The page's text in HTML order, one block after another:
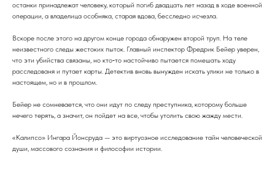
останки принадлежат человеку, который погиб двадцать лет назад в ходе военной
операции, а владелица особняка, старая вдова, бесследно исчезла.
Вскоре после этого на другом конце города обнаружен второй труп. На теле
неизвестного следы жестоких пыток. Главный инспектор Фредрик Бейер уверен,
что эти убийства связаны, но кто‑то настойчиво пытается помешать ходу
расследованя и путает карты. Детектив вновь вынужден искать улики не только в
настоящем, но и в прошлом.
Бейер не сомневается, что они идут по следу преступника, которому больше
нечего терять, а значит, он пойдет на все, чтобы утолить свою жажду мести.
«Калипсо» Ингара Йонсруда — это виртуозное исследование тайн человеческой
души, массового сознания и философии истории.